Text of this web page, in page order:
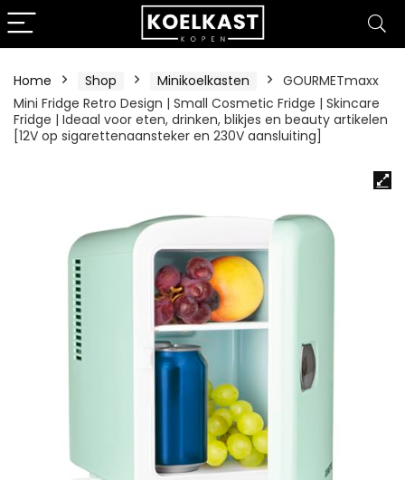
Home Shop Minikoelkasten
GOURMETmaxx
Mini Fridge Retro Design | Small Cosmetic Fridge | Skincare
Fridge | Ideaal voor eten, drinken, blikjes en beauty artikelen
[12V op sigarettenaansteker en 230V aansluiting]